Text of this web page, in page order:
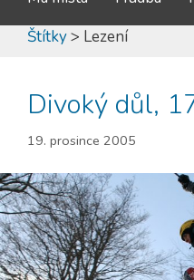
Štítky> Lezení
Divoký důl,
19. prosince 2005